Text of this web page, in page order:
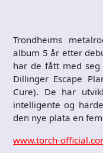
Trondheims
album 5 år etter
har de fått med seg
Dillinger Escape
Cure). De har
intelligente og
den nye plata en
www.torch-